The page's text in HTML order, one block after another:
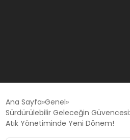
GÜNCEL
OYUN HABERLERI
Ana Sayfa Genel
Sürdürülebilir Geleceğin
Atık Yönetiminde Yeni Dönem!